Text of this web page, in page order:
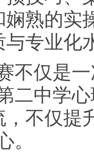
娴熟的实
与专业化
仅是一
二中学
不仅提
。